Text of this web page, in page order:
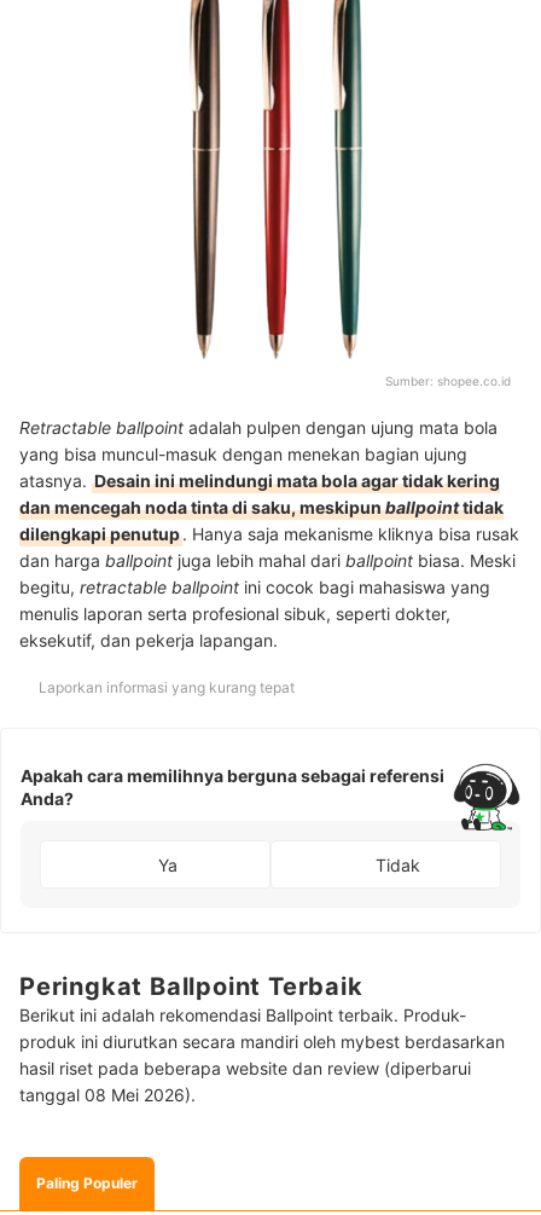
Sumber: shopee.co.id
Retractable ballpoint adalah pulpen dengan ujung mata bola
yang bisa muncul-masuk dengan menekan bagian ujung
atasnya. Desain ini melindungi mata bola agar tidak kering
dan mencegah noda tinta di saku, meskipunballpointtidak
dilengkapi penutup. Hanya saja mekanisme kliknya bisa rusak
dan harga ballpoint juga lebih mahal dari ballpoint biasa. Meski
begitu, retractable ballpoint ini cocok bagi mahasiswa yang
menulis laporan serta profesional sibuk, seperti dokter,
eksekutif, dan pekerja lapangan.
Laporkan informasi yang kurang tepat
Apakah cara memilihnya berguna sebagai referensi
Anda?
Ya Tidak
Peringkat Ballpoint Terbaik
Berikut ini adalah rekomendasi Ballpoint terbaik. Produk-
produk ini diurutkan secara mandiri oleh mybest berdasarkan
hasil riset pada beberapa website dan review (diperbarui
tanggal 08 Mei 2026).
Paling Populer